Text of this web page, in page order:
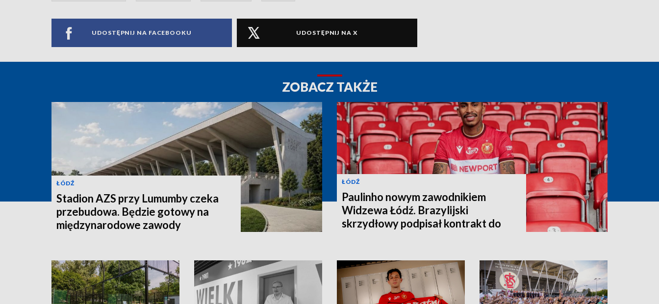
UDOSTĘPNIJ NA FACEBOOKU UDOSTĘPNIJ NA X
ZOBACZ TAKŻE
ŁÓDŹ
Stadion AZS przy Lumumby czeka
przebudowa. Będzie gotowy na
międzynarodowe zawody
ŁÓDŹ
Paulinho nowym zawodnikiem
Widzewa Łódź. Brazylijski
skrzydłowy podpisał kontrakt do